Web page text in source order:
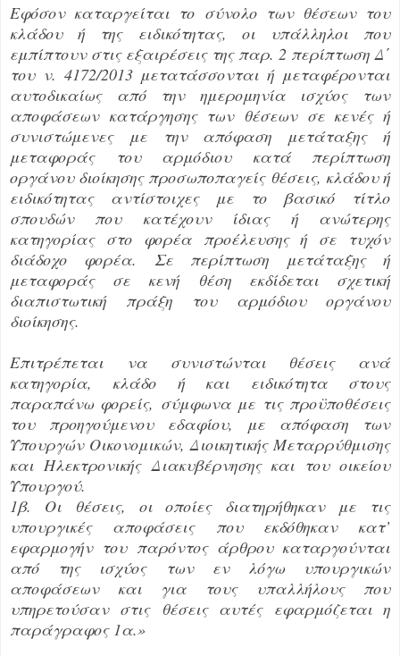
Εφόσον καταργείται το σύνολο των θέσεων του
κλάδου ή της ειδικότητας, οι υπάλληλοι που
εμπίπτουν στις εξαιρέσεις της παρ. 2 περίπτωση Δ΄
του ν. 4172/2013 μετατάσσονται ή μεταφέρονται
αυτοδικαίως από την ημερομηνία ισχύος των
αποφάσεων κατάργησης των θέσεων σε κενές ή
συνιστώμενες με την απόφαση μετάταξης ή
μεταφοράς του αρμόδιου κατά περίπτωση
οργάνου διοίκησης προσωποπαγείς θέσεις, κλάδου ή
ειδικότητας αντίστοιχες με το βασικό τίτλο
σπουδών που κατέχουν ίδιας ή ανώτερης
κατηγορίας στο φορέα προέλευσης ή σε τυχόν
διάδοχο φορέα. Σε περίπτωση μετάταξης ή
μεταφοράς σε κενή θέση εκδίδεται σχετική
διαπιστωτική πράξη του αρμόδιου οργάνου
διοίκησης.
Επιτρέπεται να συνιστώνται θέσεις ανά
κατηγορία, κλάδο ή και ειδικότητα στους
παραπάνω φορείς, σύμφωνα με τις προϋποθέσεις
του προηγούμενου εδαφίου, με απόφαση των
Υπουργών Οικονομικών, Διοικητικής Μεταρρύθμισης
και Ηλεκτρονικής Διακυβέρνησης και του οικείου
Υπουργού.
1β. Οι θέσεις, οι οποίες διατηρήθηκαν με τις
υπουργικές αποφάσεις που εκδόθηκαν κατ’
εφαρμογήν του παρόντος άρθρου καταργούνται
από της ισχύος των εν λόγω υπουργικών
αποφάσεων και για τους υπαλλήλους που
υπηρετούσαν στις θέσεις αυτές εφαρμόζεται η
παράγραφος 1α.»